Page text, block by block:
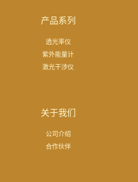
产品系列
透光率仪
紫外能量计
激光干涉仪
关于我们
公司介绍
合作伙伴